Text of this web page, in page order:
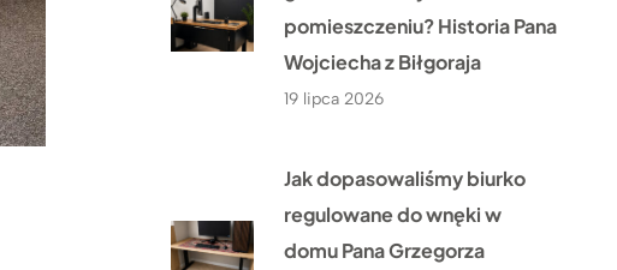
pomieszczeniu? Historia Pana
Wojciecha z Biłgoraja
19 lipca 2026
Jak dopasowaliśmy biurko
regulowane do wnęki w
domu Pana Grzegorza